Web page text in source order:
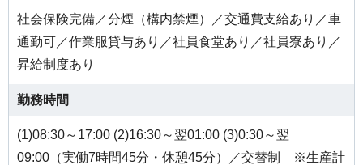
社会保険完備／分煙（構内禁煙）／交通費支給あり／車
通勤可／作業服貸与あり／社員食堂あり／社員寮あり／
昇給制度あり
勤務時間
(1)08:30～17:00 (2)16:30～翌01:00 (3)0:30～翌
09:00（実働7時間45分・休憩45分）／交替制 ※生産計